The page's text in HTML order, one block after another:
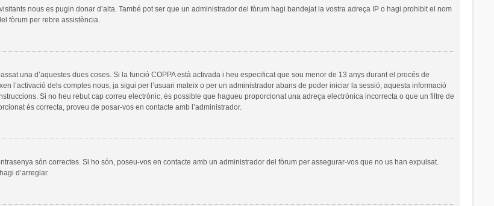
nous es pugin donar d’alta. També pot ser que un administrador del fòrum hagi bandejat la vostra adreça IP o hagi prohibit el nom
fòrum per rebre assistència.
una d’aquestes dues coses. Si la funció COPPA està activada i heu especificat que sou menor de 13 anys durant el procés de
l’activació dels comptes nous, ja sigui per l’usuari mateix o per un administrador abans de poder iniciar la sessió; aquesta informació
Si no heu rebut cap correu electrònic, és possible que hagueu proporcionat una adreça electrònica incorrecta o que un filtre de
és correcta, proveu de posar-vos en contacte amb l’administrador.
són correctes. Si ho són, poseu-vos en contacte amb un administrador del fòrum per assegurar-vos que no us han expulsat.
d’arreglar.